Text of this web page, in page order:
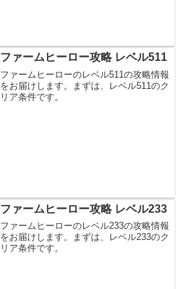
ファームヒーロー攻略 レベル511
ファームヒーローのレベル511の攻略情報
をお届けします。まずは、レベル511のク
リア条件です。
ファームヒーロー攻略 レベル233
ファームヒーローのレベル233の攻略情報
をお届けします。まずは、レベル233のク
リア条件です。